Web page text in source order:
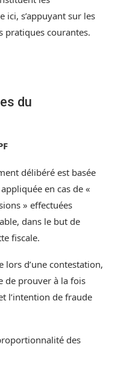
ici, s’appuyant sur les
pratiques courantes.
du
délibéré est basée
en cas de «
» effectuées
dans le but de
fiscale.
lors d’une contestation,
de prouver à la fois
l’intention de fraude
des